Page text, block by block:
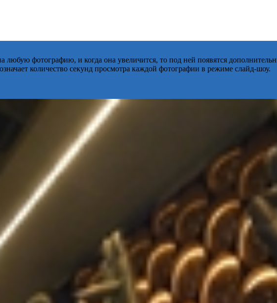
фотографию, и когда она увеличится, то под ней появятся
количество секунд просмотра каждой фотографии в режиме слайд-шоу.